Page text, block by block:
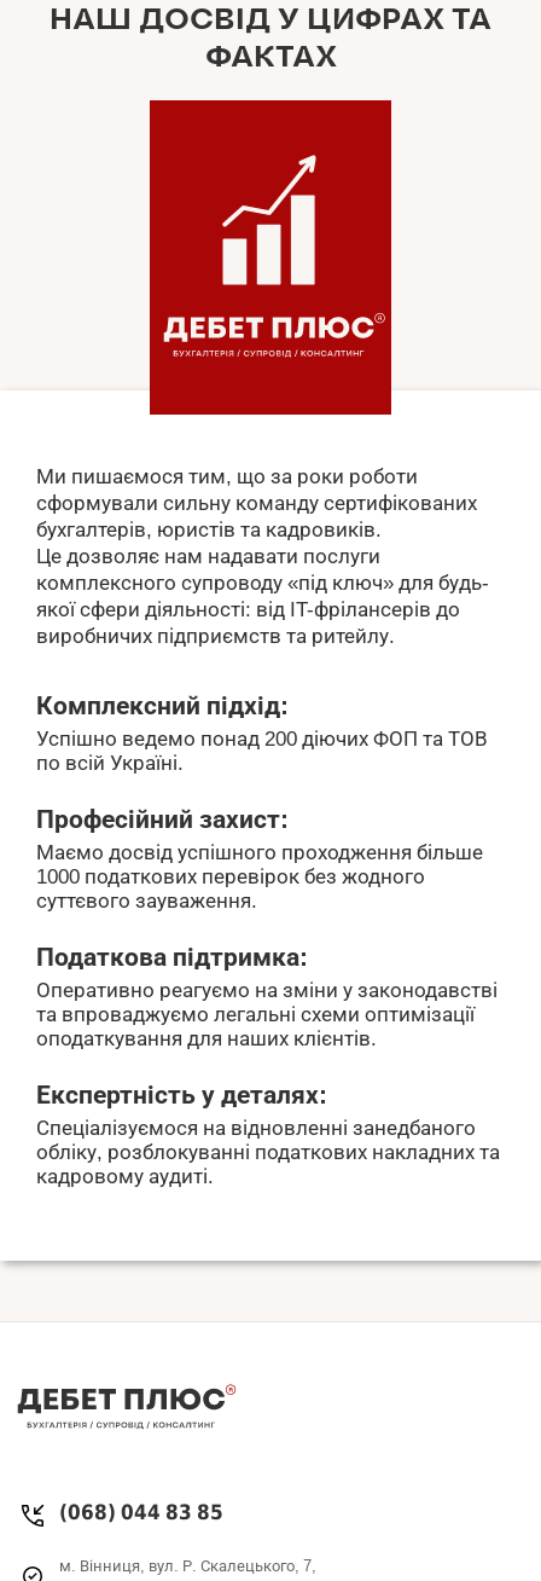
НАШ ДОСВІД У ЦИФРАХ ТА
ФАКТАХ
Ми пишаємося тим, що за роки роботи
сформували сильну команду сертифікованих
бухгалтерів, юристів та кадровиків.
Це дозволяє нам надавати послуги
комплексного супроводу «під ключ» для будь-
якої сфери діяльності: від IT-фрілансерів до
виробничих підприємств та ритейлу.
Комплексний підхід:
Успішно ведемо понад 200 діючих ФОП та ТОВ
по всій Україні.
Професійний захист:
Маємо досвід успішного проходження більше
1000 податкових перевірок без жодного
суттєвого зауваження.
Податкова підтримка:
Оперативно реагуємо на зміни у законодавстві
та впроваджуємо легальні схеми оптимізації
оподаткування для наших клієнтів.
Експертність у деталях:
Спеціалізуємося на відновленні занедбаного
обліку, розблокуванні податкових накладних та
кадровому аудиті.
(068) 044 83 85
м. Вінниця, вул. Р. Скалецького, 7,